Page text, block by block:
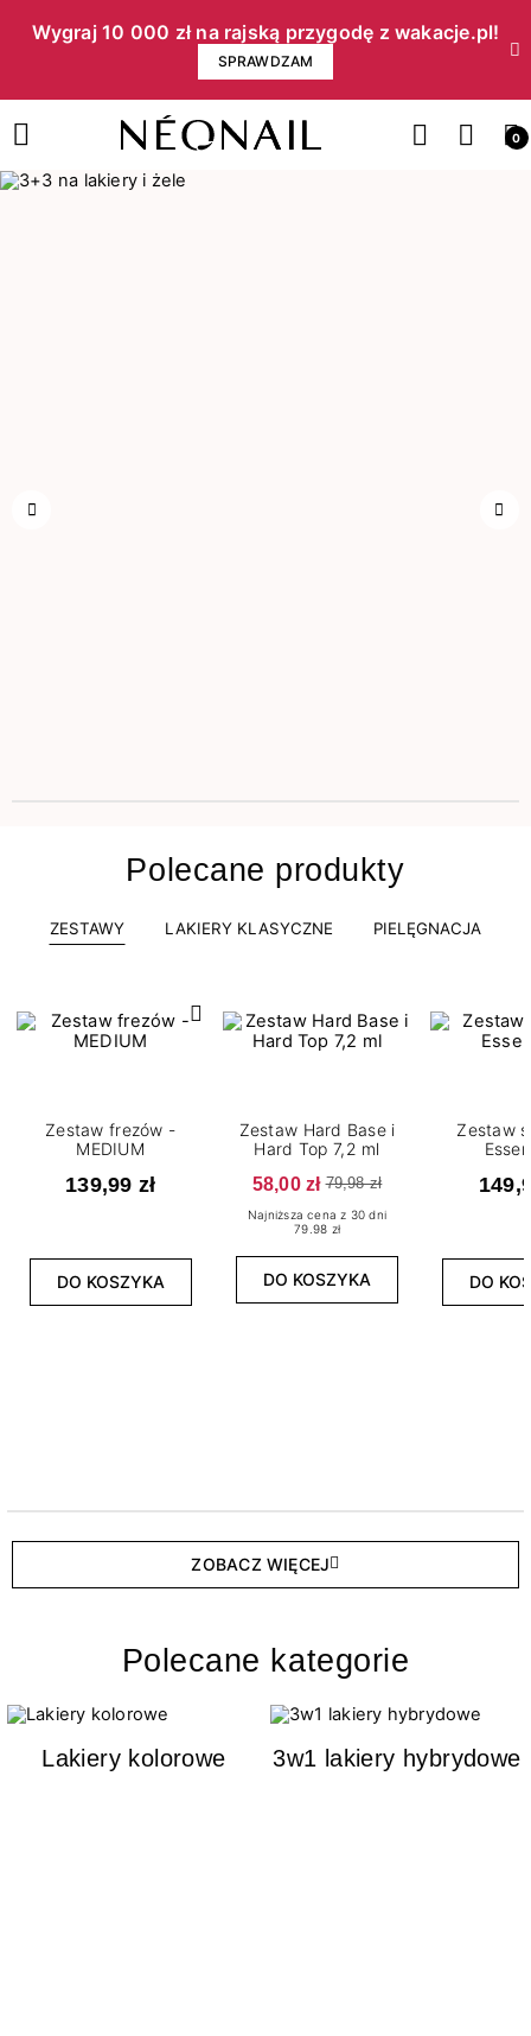
Wygraj 10 000 zł na rajską przygodę z wakacje.pl!​
SPRAWDZAM
0
Polecane produkty
ZESTAWY LAKIERY KLASYCZNE PIELĘGNACJA
Zestaw frezów -
MEDIUM
139,99 zł
DO KOSZYKA
Zestaw Hard Base i
Hard Top 7,2 ml
58,00 zł 79,98 zł
Najniższa cena z 30 dni
79.98 zł
DO KOSZYKA
Zestaw
DO
ZOBACZ WIĘCEJ
Polecane kategorie
Lakiery kolorowe 3w1 lakiery hybrydowe